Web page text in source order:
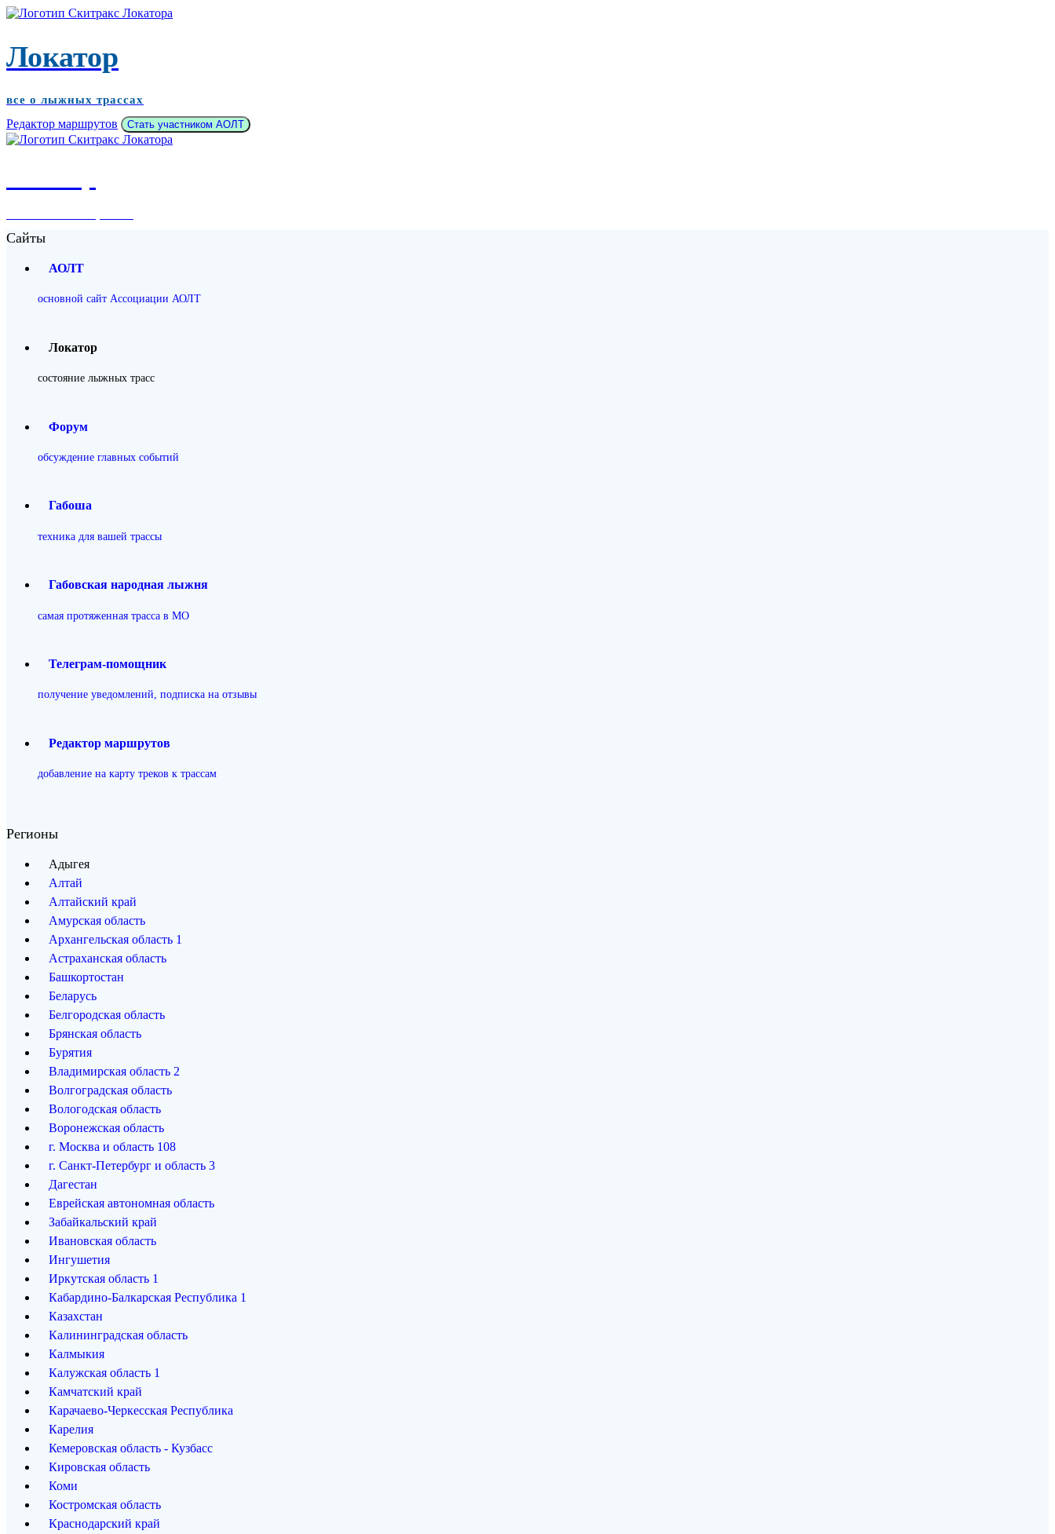
Локатор
все о лыжных трассах
Редактор маршрутов
Стать участником АОЛТ
Сайты
АОЛТ
основной сайт Ассоциации АОЛТ
Локатор
состояние лыжных трасс
Форум
обсуждение главных событий
Габоша
техника для вашей трассы
Габовская народная лыжня
самая протяженная трасса в МО
Телеграм-помощник
получение уведомлений, подписка на отзывы
Редактор маршрутов
добавление на карту треков к трассам
Регионы
Адыгея
Алтай
Алтайский край
Амурская область
Архангельская область 1
Астраханская область
Башкортостан
Беларусь
Белгородская область
Брянская область
Бурятия
Владимирская область 2
Волгоградская область
Вологодская область
Воронежская область
г. Москва и область 108
г. Санкт-Петербург и область 3
Дагестан
Еврейская автономная область
Забайкальский край
Ивановская область
Ингушетия
Иркутская область 1
Кабардино-Балкарская Республика 1
Казахстан
Калининградская область
Калмыкия
Калужская область 1
Камчатский край
Карачаево-Черкесская Республика
Карелия
Кемеровская область - Кузбасс
Кировская область
Коми
Костромская область
Краснодарский край